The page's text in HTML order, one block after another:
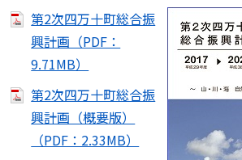
第2次四万十町総合振
興計画（PDF：
9.71MB）
第2次四万十町総合振
興計画（概要版）
（PDF：2.33MB）